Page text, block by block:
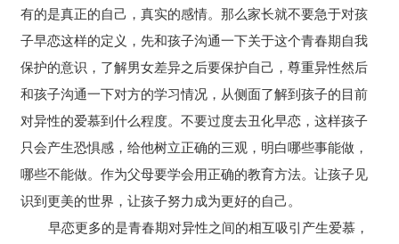
有的是真正的自己，真实的感情。那么家长就不要急于对孩
子早恋这样的定义，先和孩子沟通一下关于这个青春期自我
保护的意识，了解男女差异之后要保护自己，尊重异性然后
和孩子沟通一下对方的学习情况，从侧面了解到孩子的目前
对异性的爱慕到什么程度。不要过度去丑化早恋，这样孩子
只会产生恐惧感，给他树立正确的三观，明白哪些事能做，
哪些不能做。作为父母要学会用正确的教育方法。让孩子见
识到更美的世界，让孩子努力成为更好的自己。
早恋更多的是青春期对异性之间的相互吸引产生爱慕，